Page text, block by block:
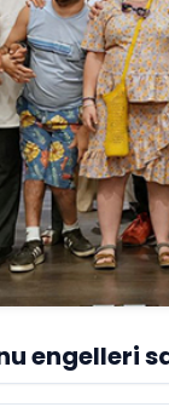
engelleri